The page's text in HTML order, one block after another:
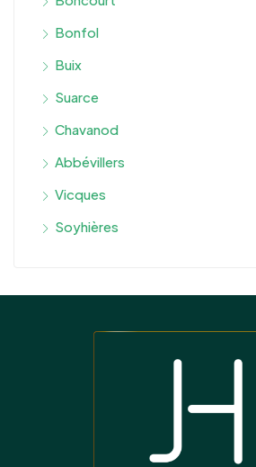
Bonfol
Buix
Suarce
Chavanod
Abbévillers
Vicques
Soyhières